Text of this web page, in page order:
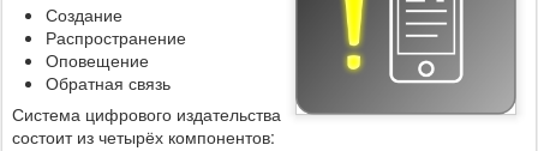
Создание
Распространение
Оповещение
Обратная связь
Система цифрового издательства
состоит из четырёх компонентов: